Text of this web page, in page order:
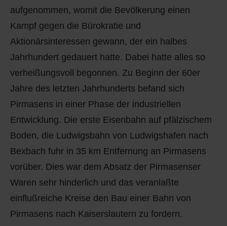
aufgenommen, womit die Bevölkerung einen
Kampf gegen die Bürokratie und
Aktionärsinteressen gewann, der ein halbes
Jahrhundert gedauert hatte. Dabei hatte alles so
verheißungsvoll begonnen. Zu Beginn der 60er
Jahre des letzten Jahrhunderts befand sich
Pirmasens in einer Phase der industriellen
Entwicklung. Die erste Eisenbahn auf pfälzischem
Boden, die Ludwigsbahn von Ludwigshafen nach
Bexbach fuhr in 35 km Entfernung an Pirmasens
vorüber. Dies war dem Absatz der Pirmasenser
Waren sehr hinderlich und das veranlaßte
einflußreiche Kreise den Bau einer Bahn von
Pirmasens nach Kaiserslautern zu fordern.